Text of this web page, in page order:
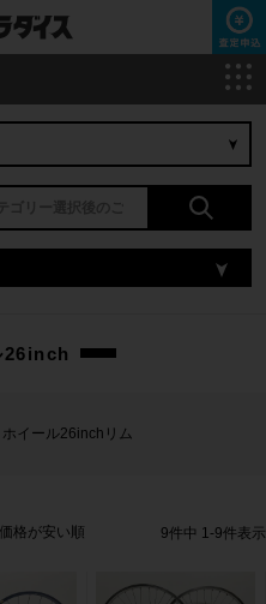
26inch
ホイール26inchリム
価格が安い順 9件中 1-9件表示